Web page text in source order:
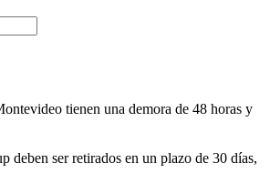
tienen una demora de 48 horas y
deben ser retirados en un plazo de 30 días,